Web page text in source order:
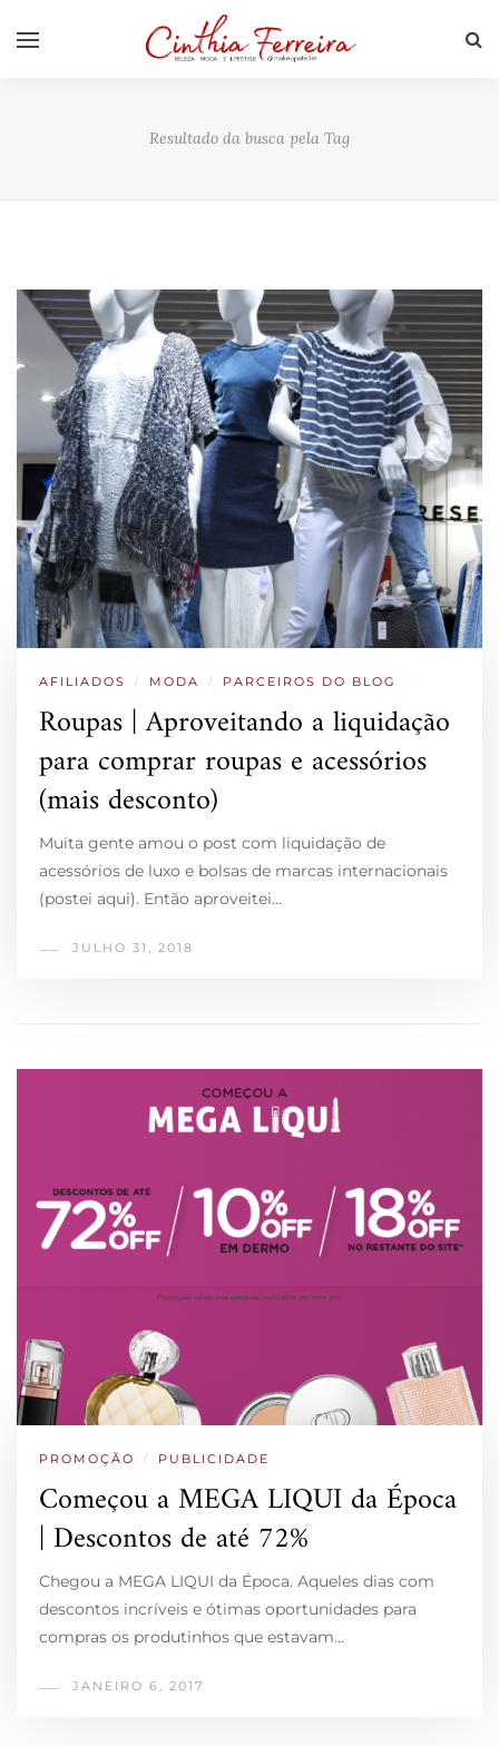
Resultado da busca pela Tag
AFILIADOS / MODA / PARCEIROS DO BLOG
Roupas | Aproveitando a liquidação
para comprar roupas e acessórios
(mais desconto)
Muita gente amou o post com liquidação de
acessórios de luxo e bolsas de marcas internacionais
(postei aqui). Então aproveitei…
JULHO 31, 2018
PROMOÇÃO / PUBLICIDADE
Começou a MEGA LIQUI da Época
| Descontos de até 72%
Chegou a MEGA LIQUI da Época. Aqueles dias com
descontos incríveis e ótimas oportunidades para
compras os produtinhos que estavam…
JANEIRO 6, 2017